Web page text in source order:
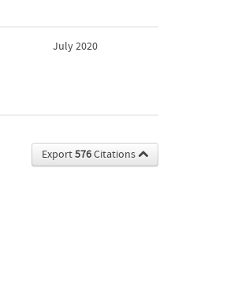
July 2020
Export576Citations